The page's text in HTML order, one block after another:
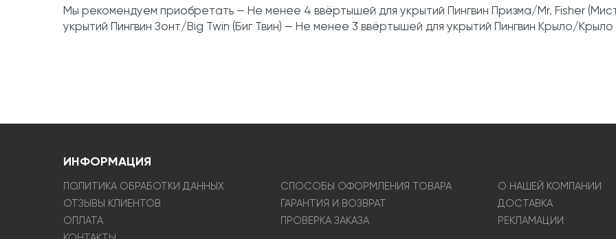
Мы рекомендуем приобретать — Не менее 4 ввёртышей для укрытий Пингвин Призма/Mr. Fisher
укрытий Пингвин Зонт/Big Twin (Биг Твин) — Не менее 3 ввёртышей для укрытий Пингвин Крыло/
ИНФОРМАЦИЯ
ПОЛИТИКА ОБРАБОТКИ ДАННЫХ СПОСОБЫ ОФОРМЛЕНИЯ ТОВАРА
О НАШЕЙ КОМПАНИИ
ОТЗЫВЫ КЛИЕНТОВ
ГАРАНТИЯ И ВОЗВРАТ
ДОСТАВКА
ОПЛАТА
ПРОВЕРКА ЗАКАЗА
РЕКЛАМАЦИИ